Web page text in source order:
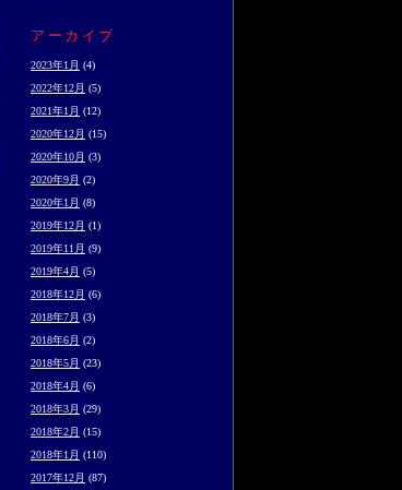
アーカイブ
2023年1月 (4)
2022年12月 (5)
2021年1月 (12)
2020年12月 (15)
2020年10月 (3)
2020年9月 (2)
2020年1月 (8)
2019年12月 (1)
2019年11月 (9)
2019年4月 (5)
2018年12月 (6)
2018年7月 (3)
2018年6月 (2)
2018年5月 (23)
2018年4月 (6)
2018年3月 (29)
2018年2月 (15)
2018年1月 (110)
2017年12月 (87)